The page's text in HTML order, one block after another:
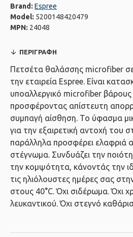
Brand: Espree
Model: 5200148420479
MPN: 24048
ΠΕΡΙΓΡΑΦΉ
Πετσέτα θαλάσσης microfiber
την εταιρεία Espree. Eίναι
υποαλλεργικό microfiber
προσφέροντας απίστευτη
συμπαγή αίσθηση. Το ύφασμα
για την εξαιρετική αντοχή του
παράλληλα προσφέρει ελαφριά
στέγνωμα. Συνδυάζει την
την κομψότητα, κάνοντάς την
τις ηλιόλουστες ημέρες σας
στους 40°C. Όχι σιδέρωμα. Όχι
λευκαντικού. Όχι στεγνό